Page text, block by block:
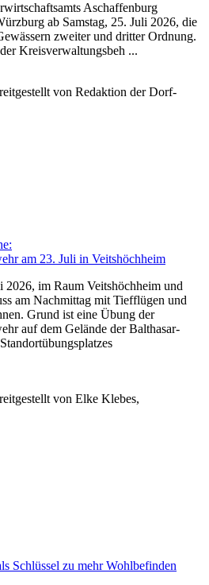
Aschaffenburg
ab Samstag, 25. Juli 2026, die
zweiter und dritter Ordnung.
Kreisverwaltungsbeh ...
von Redaktion der Dorf-
am 23. Juli in Veitshöchheim
2026, im Raum Veitshöchheim und
am Nachmittag mit Tiefflügen und
Grund ist eine Übung der
auf dem Gelände der Balthasar-
von Elke Klebes,
Schlüssel zu mehr Wohlbefinden